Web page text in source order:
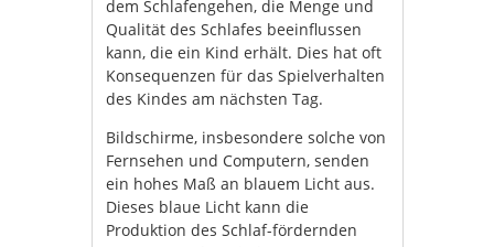
dem Schlafengehen, die Menge und
Qualität des Schlafes beeinflussen
kann, die ein Kind erhält. Dies hat oft
Konsequenzen für das Spielverhalten
des Kindes am nächsten Tag.
Bildschirme, insbesondere solche von
Fernsehen und Computern, senden
ein hohes Maß an blauem Licht aus.
Dieses blaue Licht kann die
Produktion des Schlaf-fördernden